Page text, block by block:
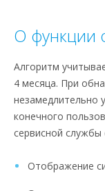
О функции
Алгоритм
4 месяца. При
незамедлительно
конечного
сервисной
Отображение